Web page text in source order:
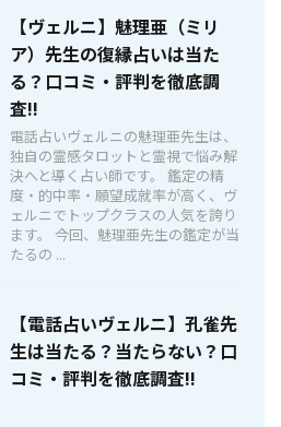
【ヴェルニ】魅理亜（ミリ
ア）先生の復縁占いは当た
る？口コミ・評判を徹底調
査!!
電話占いヴェルニの魅理亜先生は、
独自の霊感タロットと霊視で悩み解
決へと導く占い師です。 鑑定の精
度・的中率・願望成就率が高く、ヴ
ェルニでトップクラスの人気を誇り
ます。 今回、魅理亜先生の鑑定が当
たるの ...
【電話占いヴェルニ】孔雀先
生は当たる？当たらない？口
コミ・評判を徹底調査!!